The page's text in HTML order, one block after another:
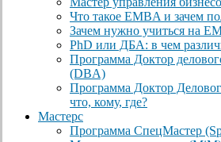
Что такое EMBA и зачем
Зачем нужно учиться на
PhD или ДБА: в чем
Программа Доктор
(DBА)
Программа Доктор
что, кому, где?
Мастерс
Программа СпецМастер